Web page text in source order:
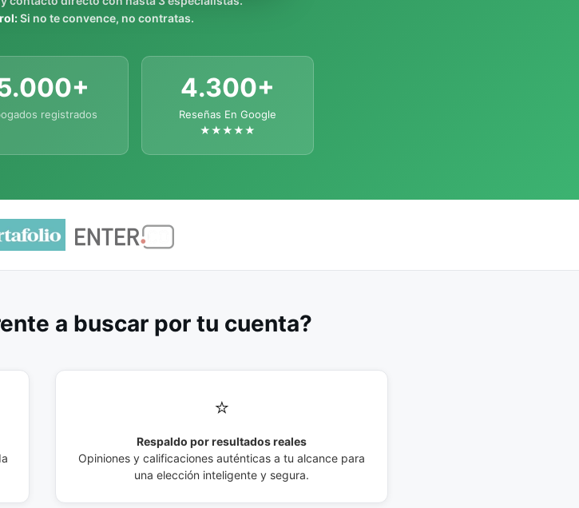
Si no te convence, no contratas.
registrados
4.300+
Reseñas En Google
★★★★★
a buscar por tu cuenta?
⭐
Respaldo por resultados reales
Opiniones y calificaciones auténticas a tu alcance para
una elección inteligente y segura.